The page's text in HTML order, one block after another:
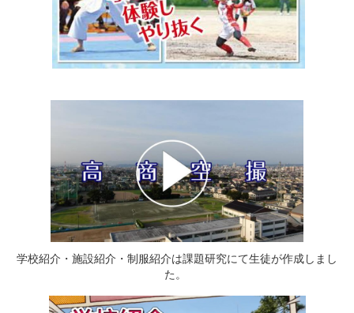
学校紹介・施設紹介・制服紹介は課題研究にて生徒が作成しまし
た。